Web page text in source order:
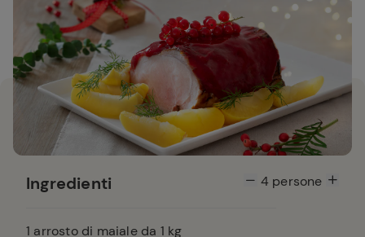
Ingredienti 4persone
1 arrosto di maiale da 1 kg